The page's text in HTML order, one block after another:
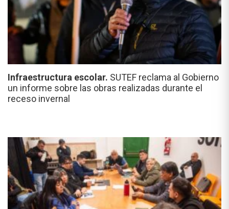
Infraestructura escolar. SUTEF reclama al Gobierno
un informe sobre las obras realizadas durante el
receso invernal